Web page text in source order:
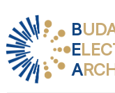
B
E
A